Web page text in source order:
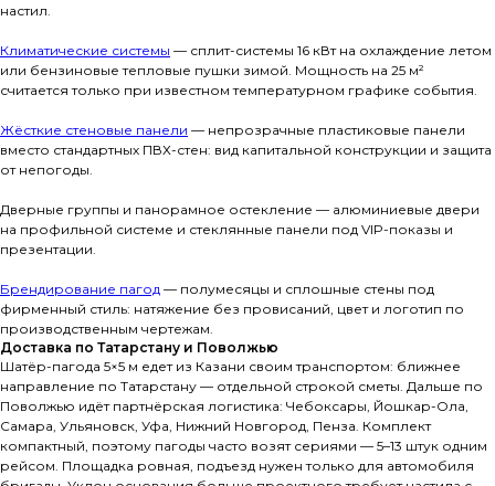
настил.
Климатические системы — сплит-системы 16 кВт на охлаждение летом
или бензиновые тепловые пушки зимой. Мощность на 25 м²
считается только при известном температурном графике события.
Жёсткие стеновые панели — непрозрачные пластиковые панели
вместо стандартных ПВХ-стен: вид капитальной конструкции и защита
от непогоды.
Дверные группы и панорамное остекление — алюминиевые двери
на профильной системе и стеклянные панели под VIP-показы и
презентации.
Брендирование пагод — полумесяцы и сплошные стены под
фирменный стиль: натяжение без провисаний, цвет и логотип по
производственным чертежам.
Доставка по Татарстану и Поволжью
Шатёр-пагода 5×5 м едет из Казани своим транспортом: ближнее
направление по Татарстану — отдельной строкой сметы. Дальше по
Поволжью идёт партнёрская логистика: Чебоксары, Йошкар-Ола,
Самара, Ульяновск, Уфа, Нижний Новгород, Пенза. Комплект
компактный, поэтому пагоды часто возят сериями — 5–13 штук одним
рейсом. Площадка ровная, подъезд нужен только для автомобиля